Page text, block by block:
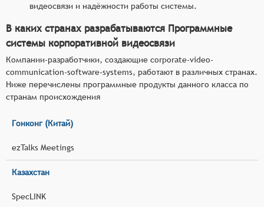
видеосвязи и надёжности работы системы.
В каких странах разрабатываются Программные
системы корпоративной видеосвязи
Компании-разработчики, создающие corporate-video-
communication-software-systems, работают в различных странах.
Ниже перечислены программные продукты данного класса по
странам происхождения
Гонконг (Китай)
ezTalks Meetings
Казахстан
SpecLINK